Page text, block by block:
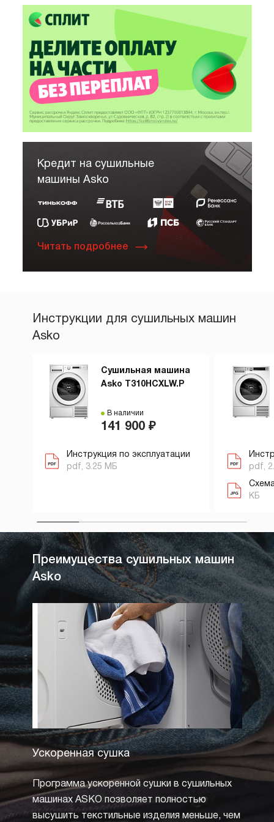
достаточно тихая, работает практически
бесшумно. Для меня это важный момент, так как
устанавливал её в квартире. В целом, покупка
полностью оправдала мои ожидания!
Кредит на сушильные
машины Asko
Читать подробнее
Инструкции для сушильных машин
Asko
Сушильная машина
Asko T310HCXLW.P
В наличии
141 900 ₽
Инструкция по эксплуатации
pdf, 3.25 МБ
pdf,
КБ
Преимущества сушильных машин
Asko
Ускоренная сушка
Программа ускоренной сушки в сушильных
машинах ASKO позволяет полностью
высушить текстильные изделия меньше, чем